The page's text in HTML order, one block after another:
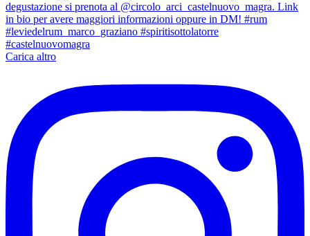
Carica altro